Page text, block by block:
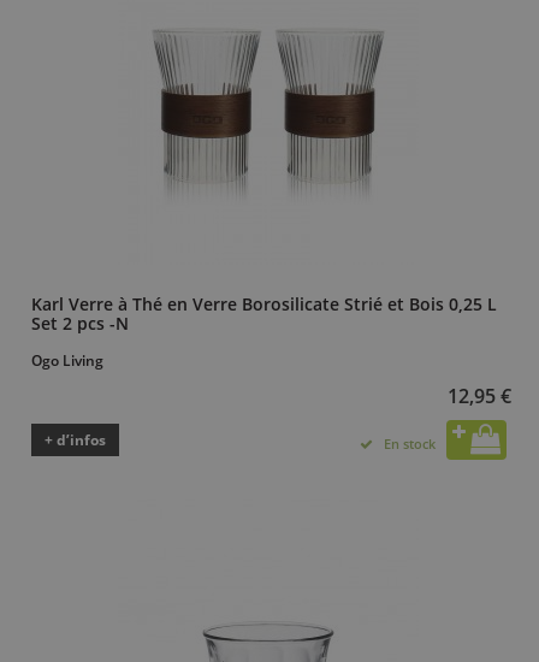
Karl Verre à Thé en Verre Borosilicate Strié et Bois 0,25 L
Set 2 pcs -N
Ogo Living
12,95 €
+ d’infos En stock